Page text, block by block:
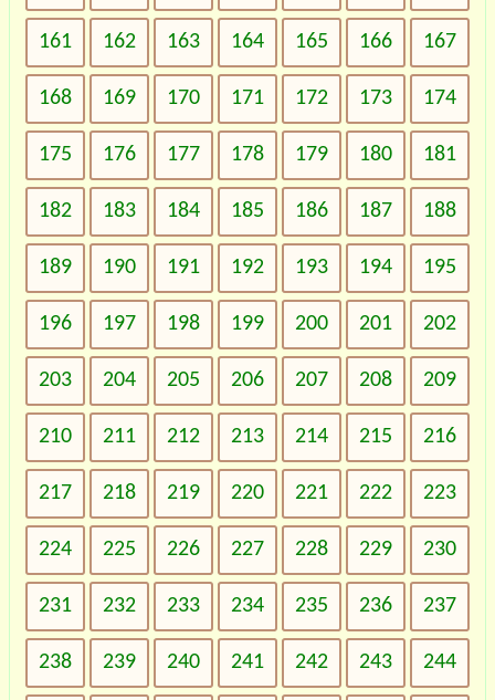
161 162 163 164 165 166 167
168 169 170 171 172 173 174
175 176 177 178 179 180 181
182 183 184 185 186 187 188
189 190 191 192 193 194 195
196 197 198 199 200 201 202
203 204 205 206 207 208 209
210 211 212 213 214 215 216
217 218 219 220 221 222 223
224 225 226 227 228 229 230
231 232 233 234 235 236 237
238 239 240 241 242 243 244